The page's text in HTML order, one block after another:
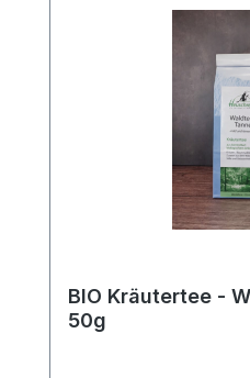
BIO Kräutertee -
50g